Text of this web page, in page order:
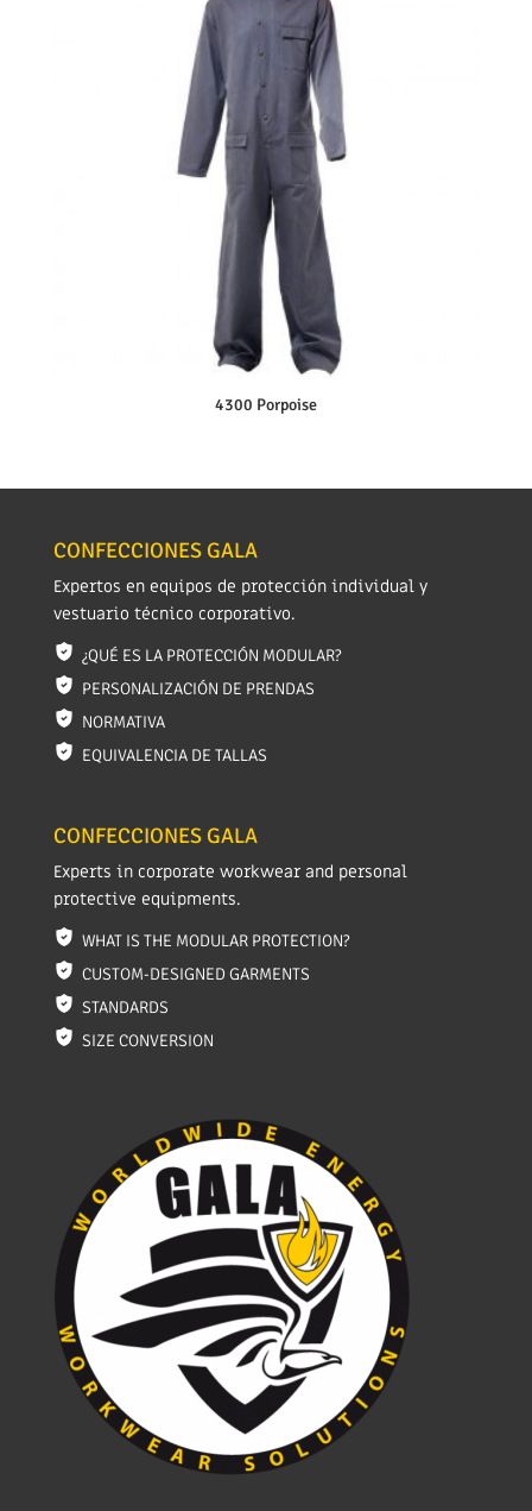
4300 Porpoise
CONFECCIONES GALA
Expertos en equipos de protección individual y
vestuario técnico corporativo.
¿QUÉ ES LA PROTECCIÓN MODULAR?
PERSONALIZACIÓN DE PRENDAS
NORMATIVA
EQUIVALENCIA DE TALLAS
CONFECCIONES GALA
Experts in corporate workwear and personal
protective equipments.
WHAT IS THE MODULAR PROTECTION?
CUSTOM-DESIGNED GARMENTS
STANDARDS
SIZE CONVERSION